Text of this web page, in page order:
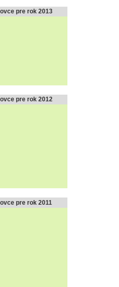
pre rok 2013
pre rok 2012
pre rok 2011